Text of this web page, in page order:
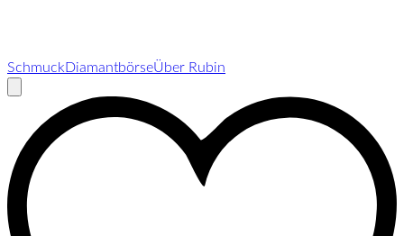
SchmuckDiamantbörseÜber Rubin